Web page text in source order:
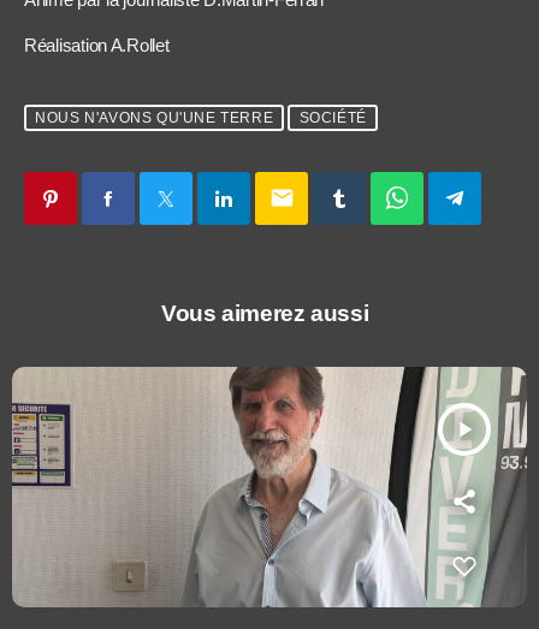
Réalisation A.Rollet
NOUS N'AVONS QU'UNE TERRE SOCIÉTÉ
email
Vous aimerez aussi
play_arrow